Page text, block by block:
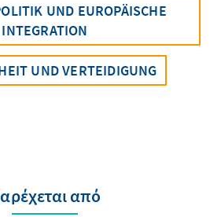
UND EUROPÄISCHE
INTEGRATION
UND VERTEIDIGUNG
από